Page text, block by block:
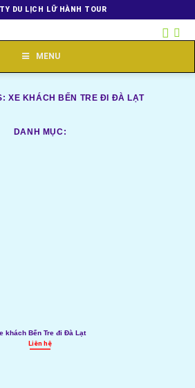
DU LỊCH LỮ HÀNH TOUR
MENU
XE KHÁCH BẾN TRE ĐI ĐÀ LẠT
DANH MỤC:
khách Bến Tre đi Đà Lạt
Liên hệ